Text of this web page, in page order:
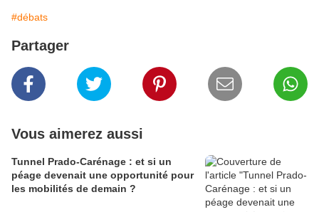
#débats
Partager
Vous aimerez aussi
Tunnel Prado-Carénage : et si un
péage devenait une opportunité pour
les mobilités de demain ?